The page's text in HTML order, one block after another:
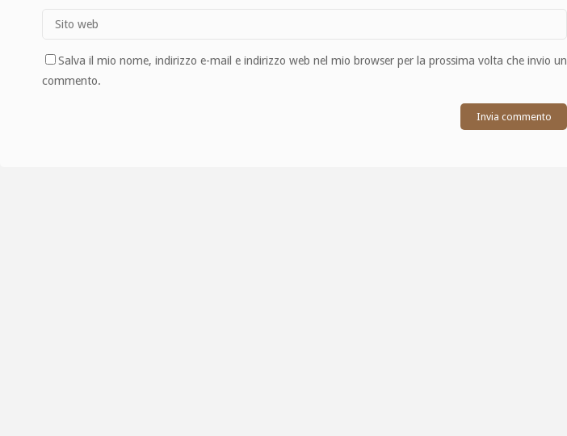
Salva il mio nome, indirizzo e-mail e indirizzo web nel mio browser per la prossima volta che invio un
commento.